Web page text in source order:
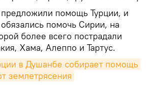
помощь Турции, и
помочь Сирии, на
более всего пострадали
Хама, Алеппо и Тартус.
в Душанбе собирает помощь
землетрясения